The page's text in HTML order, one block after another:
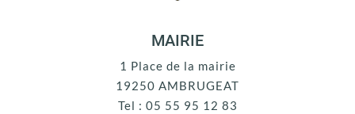
MAIRIE
1 Place de la mairie
19250 AMBRUGEAT
Tel : 05 55 95 12 83